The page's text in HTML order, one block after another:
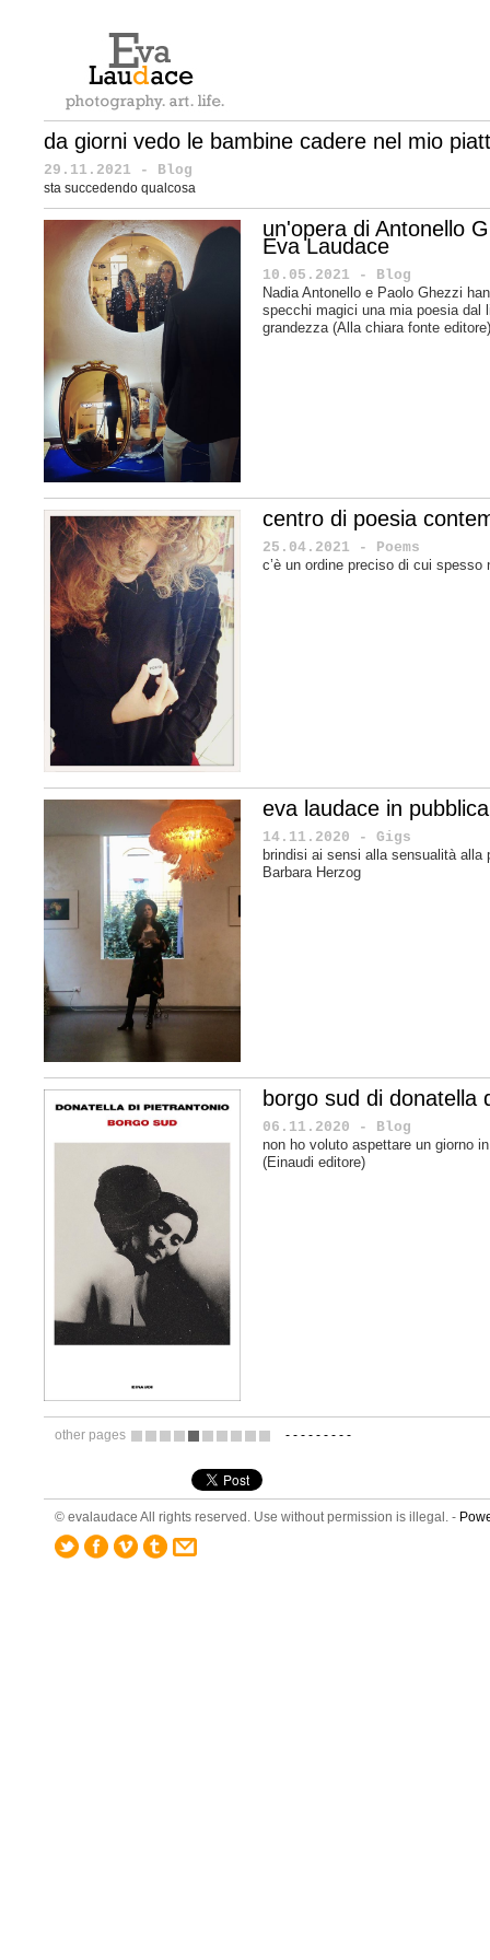
da giorni vedo le bambine cadere nel mio
29.11.2021 - Blog
sta succedendo qualcosa
un'opera di Antonello
Eva Laudace
10.05.2021 - Blog
Nadia Antonello e Paolo Ghezzi
specchi magici una mia poesia dal
grandezza (Alla chiara fonte editore)
centro di poesia
25.04.2021 - Poems
c’è un ordine preciso di cui
eva laudace in
14.11.2020 - Gigs
brindisi ai sensi alla sensualità alla
Barbara Herzog
borgo sud di donatella
06.11.2020 - Blog
non ho voluto aspettare un giorno
(Einaudi editore)
other pages - - - - - - - - -
© evalaudace All rights reserved. Use without permission is illegal. -